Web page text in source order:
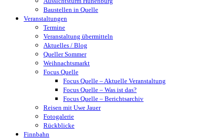
Baustellen in Quelle
Veranstaltungen
Termine
Veranstaltung übermitteln
Aktuelles / Blog
Queller Sommer
Weihnachtsmarkt
Focus Quelle
Focus Quelle – Aktuelle Veranstaltung
Focus Quelle – Was ist das?
Focus Quelle – Berichtsarchiv
Reisen mit Uwe Jauer
Fotogalerie
Rückblicke
Finnbahn